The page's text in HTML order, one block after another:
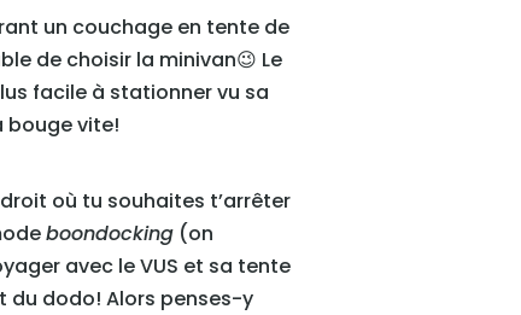
un couchage en tente de
de choisir la minivan😉 Le
facile à stationner vu sa
bouge vite!
où tu souhaites t’arrêter
boondocking (on
avec le VUS et sa tente
du dodo! Alors penses-y